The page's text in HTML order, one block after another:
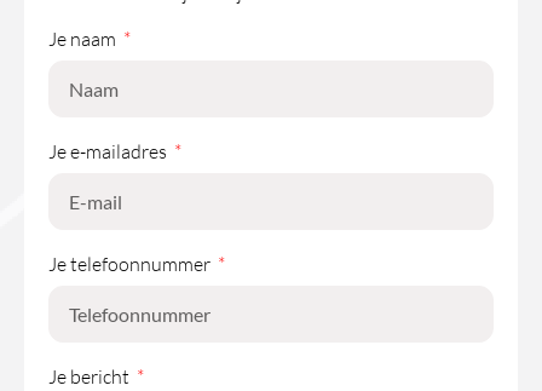
Je naam
Je e-mailadres
Je telefoonnummer
Je bericht